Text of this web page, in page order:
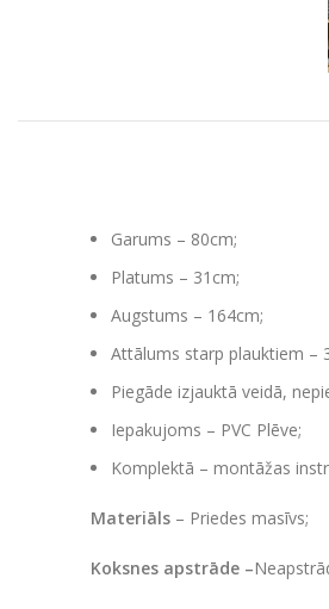
Garums – 80cm;
Platums – 31cm;
Augstums – 164cm;
Attālums starp plauktiem –
Piegāde izjauktā veidā,
Iepakujoms – PVC Plēve;
Komplektā – montāžas
Materiāls – Priedes masīvs;
Koksnes apstrāde –